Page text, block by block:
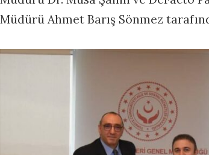
Müdürü Ahmet Barış Sönmez